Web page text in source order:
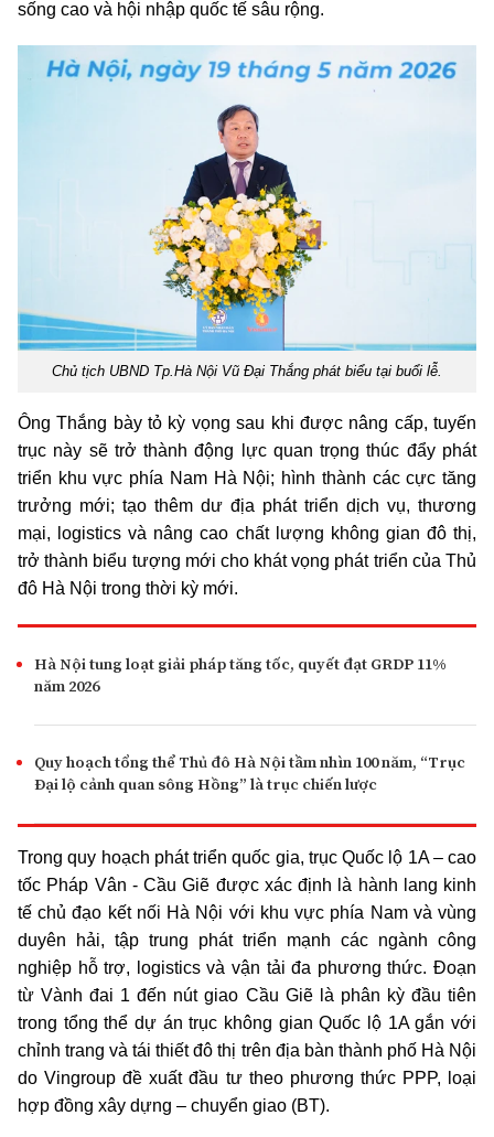
sống cao và hội nhập quốc tế sâu rộng.
Chủ tịch UBND Tp.Hà Nội Vũ Đại Thắng phát biểu tại buổi lễ.
Ông Thắng bày tỏ kỳ vọng sau khi được nâng cấp, tuyến
trục này sẽ trở thành động lực quan trọng thúc đẩy phát
triển khu vực phía Nam Hà Nội; hình thành các cực tăng
trưởng mới; tạo thêm dư địa phát triển dịch vụ, thương
mại, logistics và nâng cao chất lượng không gian đô thị,
trở thành biểu tượng mới cho khát vọng phát triển của Thủ
đô Hà Nội trong thời kỳ mới.
Hà Nội tung loạt giải pháp tăng tốc, quyết đạt GRDP 11%
năm 2026
Quy hoạch tổng thể Thủ đô Hà Nội tầm nhìn 100 năm, “Trục
Đại lộ cảnh quan sông Hồng” là trục chiến lược
Trong quy hoạch phát triển quốc gia, trục Quốc lộ 1A – cao
tốc Pháp Vân - Cầu Giẽ được xác định là hành lang kinh
tế chủ đạo kết nối Hà Nội với khu vực phía Nam và vùng
duyên hải, tập trung phát triển mạnh các ngành công
nghiệp hỗ trợ, logistics và vận tải đa phương thức. Đoạn
từ Vành đai 1 đến nút giao Cầu Giẽ là phân kỳ đầu tiên
trong tổng thể dự án trục không gian Quốc lộ 1A gắn với
chỉnh trang và tái thiết đô thị trên địa bàn thành phố Hà Nội
do Vingroup đề xuất đầu tư theo phương thức PPP, loại
hợp đồng xây dựng – chuyển giao (BT).